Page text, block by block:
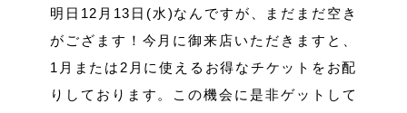
明日12月13日(水)なんですが、まだまだ空き
がござます！今月に御来店いただきますと、
1月または2月に使えるお得なチケットをお配
りしております。この機会に是非ゲットして